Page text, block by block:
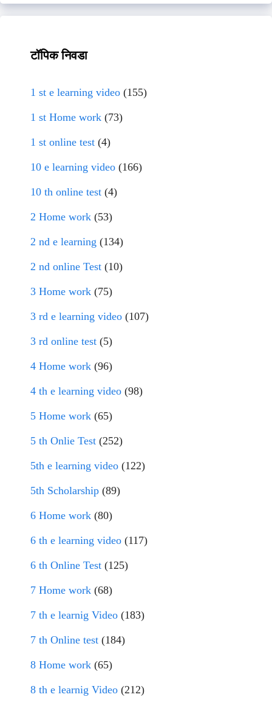
टॉपिक निवडा
1 st e learning video (155)
1 st Home work (73)
1 st online test (4)
10 e learning video (166)
10 th online test (4)
2 Home work (53)
2 nd e learning (134)
2 nd online Test (10)
3 Home work (75)
3 rd e learning video (107)
3 rd online test (5)
4 Home work (96)
4 th e learning video (98)
5 Home work (65)
5 th Onlie Test (252)
5th e learning video (122)
5th Scholarship (89)
6 Home work (80)
6 th e learning video (117)
6 th Online Test (125)
7 Home work (68)
7 th e learnig Video (183)
7 th Online test (184)
8 Home work (65)
8 th e learnig Video (212)